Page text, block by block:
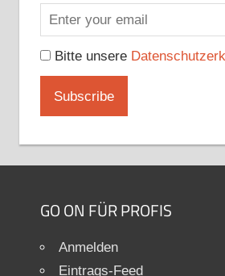
Bitte unsere
GO ON FÜR PROFIS
Anmelden
Eintrags-Feed